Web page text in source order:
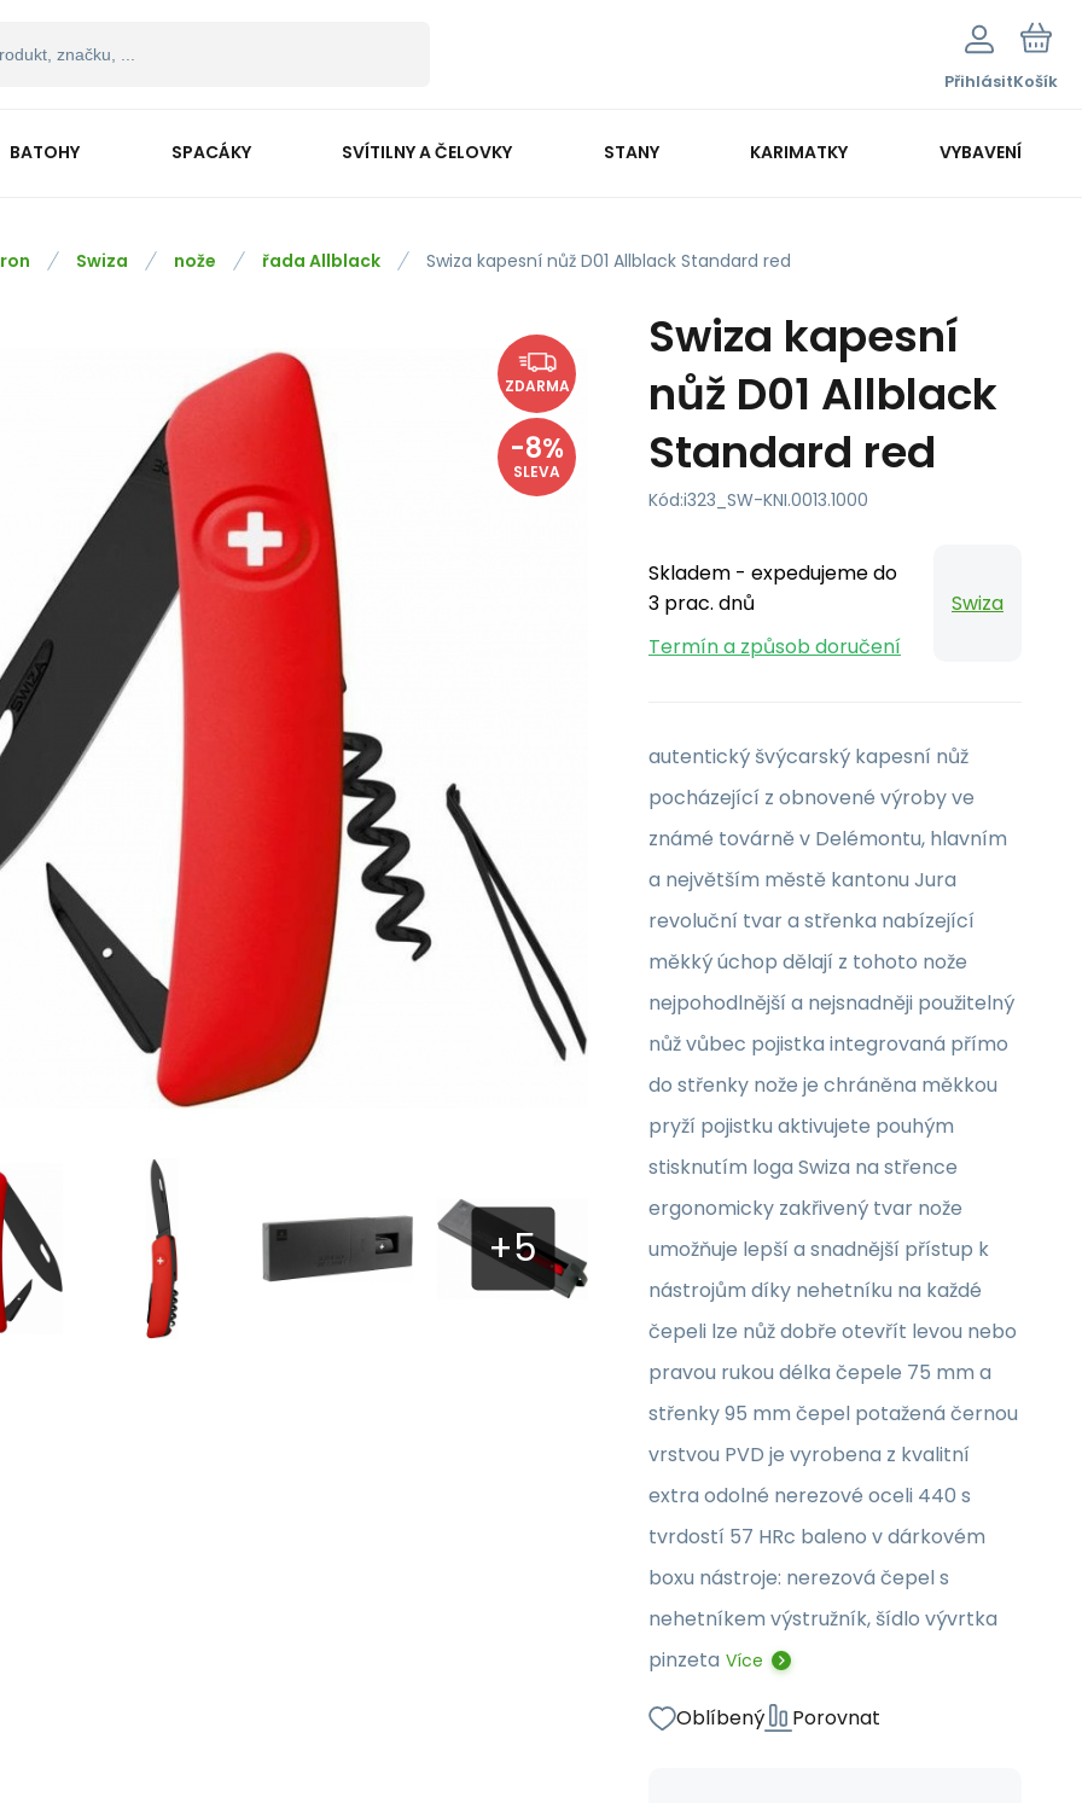
PřihlásitKošík
BATOHY SPACÁKY SVÍTILNY A ČELOVKY STANY KARIMATKY VYBAVENÍ
Swiza nože řada Allblack Swiza kapesní nůž D01 Allblack Standard red
ZDARMA
-8%
SLEVA
Swiza kapesní
nůž D01 Allblack
Standard red
Kód:i323_SW-KNI.0013.1000
Skladem - expedujeme do
3 prac. dnů
Termín a způsob doručení
Swiza
autentický švýcarský kapesní nůž
pocházející z obnovené výroby ve
známé továrně v Delémontu, hlavním
a největším městě kantonu Jura
revoluční tvar a střenka nabízející
měkký úchop dělají z tohoto nože
nejpohodlnější a nejsnadněji použitelný
nůž vůbec pojistka integrovaná přímo
do střenky nože je chráněna měkkou
pryží pojistku aktivujete pouhým
stisknutím loga Swiza na střence
ergonomicky zakřivený tvar nože
umožňuje lepší a snadnější přístup k
nástrojům díky nehetníku na každé
čepeli lze nůž dobře otevřít levou nebo
pravou rukou délka čepele 75 mm a
střenky 95 mm čepel potažená černou
vrstvou PVD je vyrobena z kvalitní
extra odolné nerezové oceli 440 s
tvrdostí 57 HRc baleno v dárkovém
boxu nástroje: nerezová čepel s
nehetníkem výstružník, šídlo vývrtka
pinzeta Více
Oblíbený Porovnat